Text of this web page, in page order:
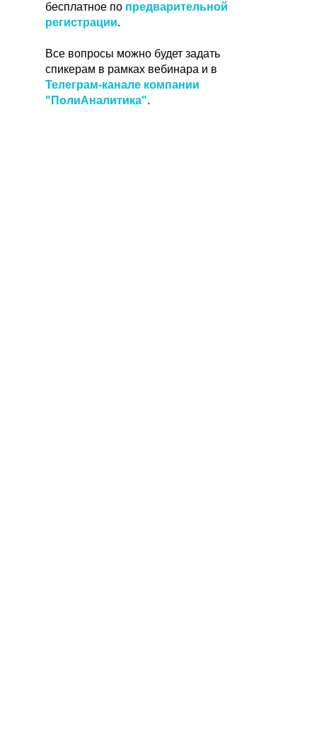
бесплатное по предварительной
регистрации.
Все вопросы можно будет задать
спикерам в рамках вебинара и в
Телеграм-канале компании
"ПолиАналитика".